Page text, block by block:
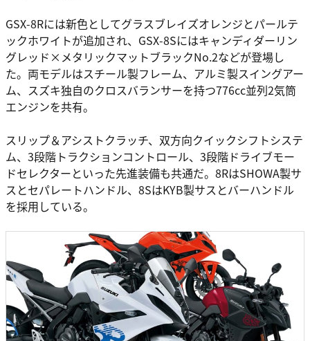
GSX-8Rには新色としてグラスブレイズオレンジとパールテ
ックホワイトが追加され、GSX-8Sにはキャンディダーリン
グレッド×メタリックマットブラックNo.2などが登場し
た。両モデルはスチール製フレーム、アルミ製スイングアー
ム、スズキ独自のクロスバランサーを持つ776cc並列2気筒
エンジンを共有。
スリップ＆アシストクラッチ、双方向クイックシフトシステ
ム、3段階トラクションコントロール、3段階ドライブモー
ドセレクターといった先進装備も共通だ。8RはSHOWA製サ
スとセパレートハンドル、8SはKYB製サスとバーハンドル
を採用している。